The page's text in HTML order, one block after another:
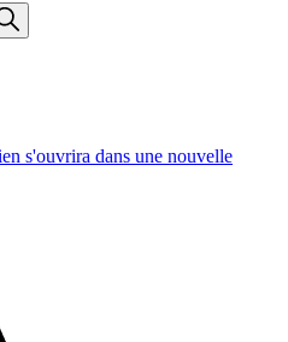
s'ouvrira dans une nouvelle